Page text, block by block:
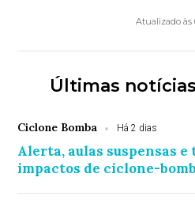
Atualizado às
Últimas notícias
Ciclone Bomba Há 2 dias
Alerta, aulas suspensas
impactos de ciclone-